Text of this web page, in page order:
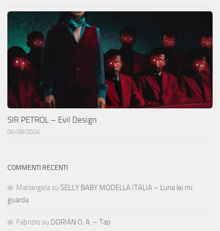
SIR PETROL – Evil Design
06/08/2026
COMMENTI RECENTI
Mariangela su SELLY BABY MODELLA ITALIA – Luna lei mi
guarda
Fabrizio su DORIAN O. A. – Tao